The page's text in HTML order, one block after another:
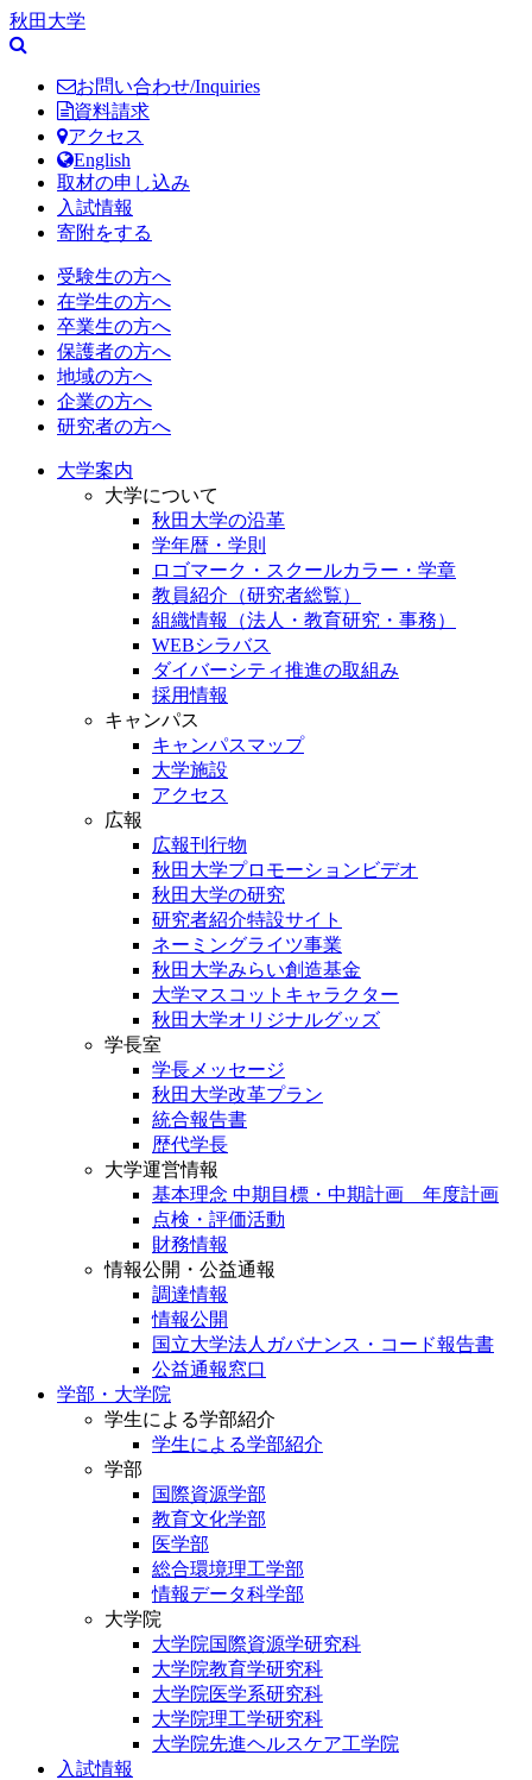
秋田大学
お問い合わせ/Inquiries
資料請求
アクセス
English
取材の申し込み
入試情報
寄附をする
受験生の方へ
在学生の方へ
卒業生の方へ
保護者の方へ
地域の方へ
企業の方へ
研究者の方へ
大学案内
大学について
秋田大学の沿革
学年暦・学則
ロゴマーク・スクールカラー・学章
教員紹介（研究者総覧）
組織情報（法人・教育研究・事務）
WEBシラバス
ダイバーシティ推進の取組み
採用情報
キャンパス
キャンパスマップ
大学施設
アクセス
広報
広報刊行物
秋田大学プロモーションビデオ
秋田大学の研究
研究者紹介特設サイト
ネーミングライツ事業
秋田大学みらい創造基金
大学マスコットキャラクター
秋田大学オリジナルグッズ
学長室
学長メッセージ
秋田大学改革プラン
統合報告書
歴代学長
大学運営情報
基本理念 中期目標・中期計画 年度計画
点検・評価活動
財務情報
情報公開・公益通報
調達情報
情報公開
国立大学法人ガバナンス・コード報告書
公益通報窓口
学部・大学院
学生による学部紹介
学生による学部紹介
学部
国際資源学部
教育文化学部
医学部
総合環境理工学部
情報データ科学部
大学院
大学院国際資源学研究科
大学院教育学研究科
大学院医学系研究科
大学院理工学研究科
大学院先進ヘルスケア工学院
入試情報